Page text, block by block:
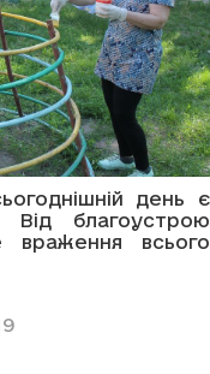
день є
Від благоустрою
враження всього